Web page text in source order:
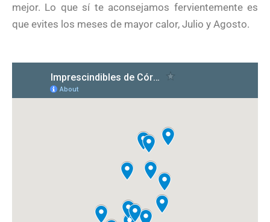
mejor. Lo que sí te aconsejamos fervientemente es
que evites los meses de mayor calor, Julio y Agosto.